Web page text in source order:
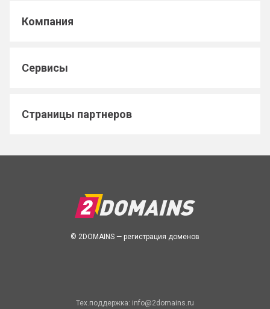
Компания
Сервисы
Страницы партнеров
© 2DOMAINS — регистрация доменов
Тех.поддержка: info@2domains.ru